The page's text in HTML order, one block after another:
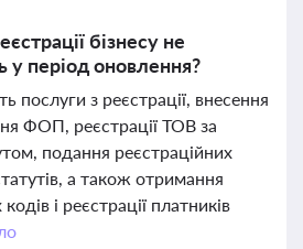
бізнесу не
період оновлення?
послуги з реєстрації, внесення
ФОП, реєстрації ТОВ за
подання реєстраційних
а також отримання
і реєстрації платників